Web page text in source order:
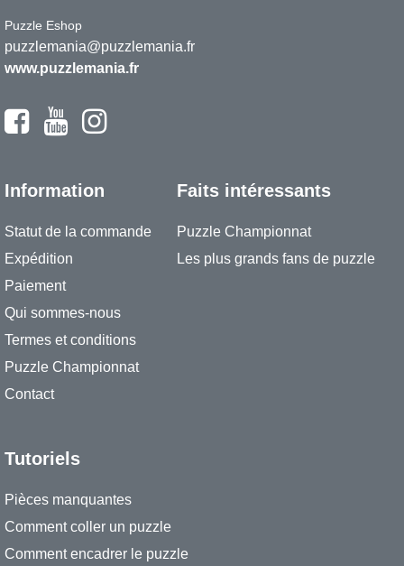
Puzzle Eshop
puzzlemania@puzzlemania.fr
www.puzzlemania.fr
Information
Statut de la commande
Expédition
Paiement
Qui sommes-nous
Termes et conditions
Puzzle Championnat
Contact
Faits intéressants
Puzzle Championnat
Les plus grands fans de puzzle
Tutoriels
Pièces manquantes
Comment coller un puzzle
Comment encadrer le puzzle